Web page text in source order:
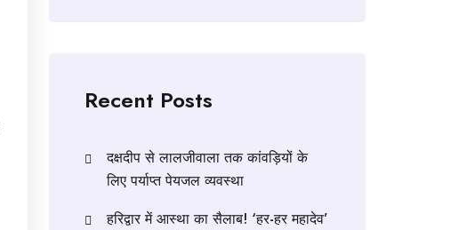
Recent Posts
दक्षदीप से लालजीवाला तक कांवड़ियों के
लिए पर्याप्त पेयजल व्यवस्था
हरिद्वार में आस्था का सैलाब! ‘हर-हर महादेव’